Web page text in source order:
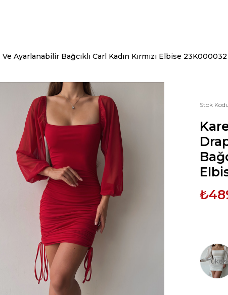
Ayarlanabilir Bağcıklı Carl Kadın Kırmızı Elbise 23K000032
Stok